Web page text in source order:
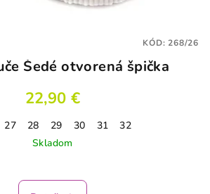
Šedé otvorená špička
22,90 €
27 28 29 30 31
32
Skladom
KÓD:268/26